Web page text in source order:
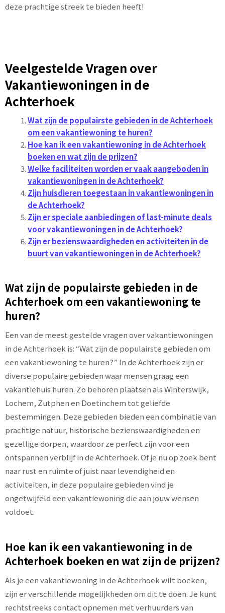
deze prachtige streek te bieden heeft!
Veelgestelde Vragen over
Vakantiewoningen in de
Achterhoek
Wat zijn de populairste gebieden in de Achterhoek
om een vakantiewoning te huren?
Hoe kan ik een vakantiewoning in de Achterhoek
boeken en wat zijn de prijzen?
Welke faciliteiten worden er vaak aangeboden in
vakantiewoningen in de Achterhoek?
Zijn huisdieren toegestaan in vakantiewoningen in
de Achterhoek?
Zijn er speciale aanbiedingen of last-minute deals
voor vakantiewoningen in de Achterhoek?
Zijn er bezienswaardigheden en activiteiten in de
buurt van vakantiewoningen in de Achterhoek?
Wat zijn de populairste gebieden in de
Achterhoek om een vakantiewoning te
huren?
Een van de meest gestelde vragen over vakantiewoningen
in de Achterhoek is: “Wat zijn de populairste gebieden om
een vakantiewoning te huren?” In de Achterhoek zijn er
diverse populaire gebieden waar mensen graag een
vakantiehuis huren. Zo behoren plaatsen als Winterswijk,
Lochem, Zutphen en Doetinchem tot geliefde
bestemmingen. Deze gebieden bieden een combinatie van
prachtige natuur, historische bezienswaardigheden en
gezellige dorpen, waardoor ze perfect zijn voor een
ontspannen verblijf in de Achterhoek. Of je nu op zoek bent
naar rust en ruimte of juist naar levendigheid en
activiteiten, in deze populaire gebieden vind je
ongetwijfeld een vakantiewoning die aan jouw wensen
voldoet.
Hoe kan ik een vakantiewoning in de
Achterhoek boeken en wat zijn de prijzen?
Als je een vakantiewoning in de Achterhoek wilt boeken,
zijn er verschillende mogelijkheden om dit te doen. Je kunt
rechtstreeks contact opnemen met verhuurders van